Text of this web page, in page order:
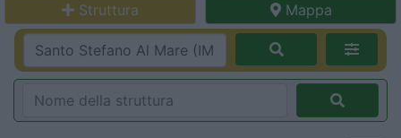
Struttura Mappa